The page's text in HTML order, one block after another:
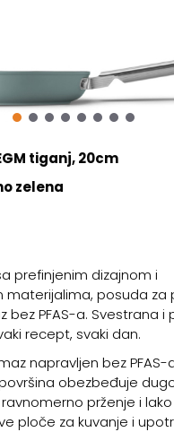
tiganj, 20cm
zelena
prefinjenim dizajnom i
materijalima, posuda za
bez PFAS-a. Svestrana i
recept, svaki dan.
napravljen bez PFAS-
obezbeđuje
prženje i
ploče za kuvanje i